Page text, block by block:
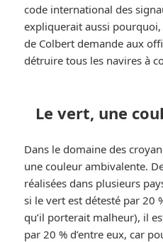
code international des
expliquerait aussi
de Colbert demande aux
détruire tous les navires à
Le vert, une
Dans le domaine des
une couleur ambivalente.
réalisées dans plusieurs
si le vert est détesté par 20
qu’il porterait malheur), il
par 20 % d’entre eux, car